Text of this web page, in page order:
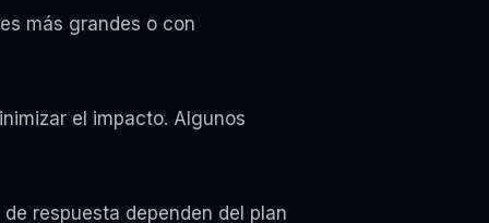
más grandes o con
el impacto. Algunos
respuesta dependen del plan